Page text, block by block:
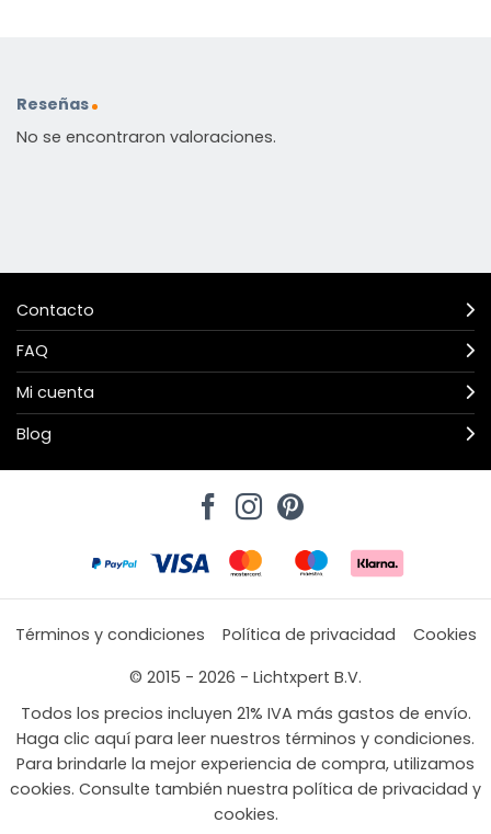
Reseñas
No se encontraron valoraciones.
Contacto
FAQ
Mi cuenta
Blog
Términos y condiciones Política de privacidad
Cookies
© 2015 - 2026 - Lichtxpert B.V.
Todos los precios incluyen 21% IVA más gastos de envío.
Haga clic aquí para leer nuestros términos y condiciones.
Para brindarle la mejor experiencia de compra, utilizamos
cookies. Consulte también nuestra política de privacidad y
cookies.